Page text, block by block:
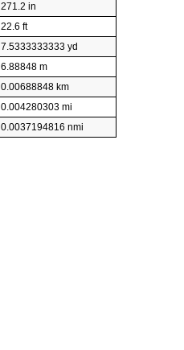
271.2 in
22.6 ft
7.5333333333 yd
6.88848 m
0.00688848 km
0.004280303 mi
0.0037194816 nmi